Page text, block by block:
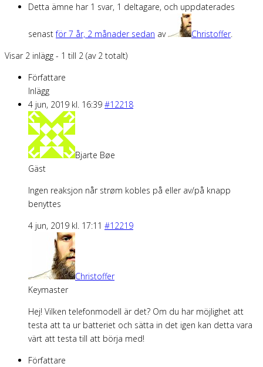
Detta ämne har 1 svar, 1 deltagare, och uppdaterades
senastför 7 år, 2 månader sedan av Christoffer.
Visar 2 inlägg - 1 till 2 (av 2 totalt)
Författare
Inlägg
4 jun, 2019 kl. 16:39 #12218
Bjarte Bøe
Gäst
Ingen reaksjon når strøm kobles på eller av/på knapp
benyttes
4 jun, 2019 kl. 17:11 #12219
Christoffer
Keymaster
Hej! Vilken telefonmodell är det? Om du har möjlighet att
testa att ta ur batteriet och sätta in det igen kan detta vara
värt att testa till att börja med!
Författare